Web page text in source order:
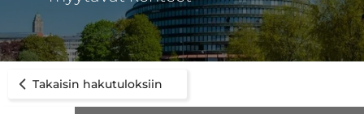
Takaisin hakutuloksiin